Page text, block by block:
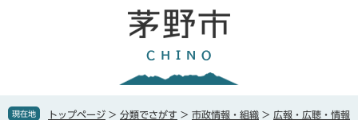
で
ば現在地 トップページ > 分類でさがす > 市政情報・組織 > 広報・広聴・情報